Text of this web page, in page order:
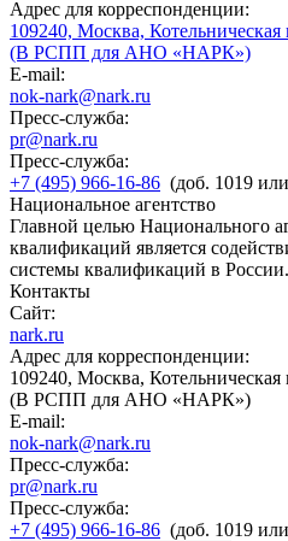
Адрес для корреспонденции:
109240, Москва, Котельническая
(В РСПП для АНО «НАРК»)
E-mail:
nok-nark@nark.ru
Пресс-служба:
pr@nark.ru
Пресс-служба:
+7 (495) 966-16-86 (доб. 1019
Национальное агентство
Главной целью Национального
квалификаций является
системы квалификаций в России.
Контакты
Сайт:
nark.ru
Адрес для корреспонденции:
109240, Москва, Котельническая
(В РСПП для АНО «НАРК»)
E-mail:
nok-nark@nark.ru
Пресс-служба:
pr@nark.ru
Пресс-служба:
+7 (495) 966-16-86 (доб. 1019